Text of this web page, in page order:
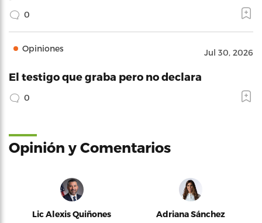
0
Opiniones Jul 30, 2026
El testigo que graba pero no declara
0
Opinión y Comentarios
Lic Alexis Quiñones Adriana Sánchez